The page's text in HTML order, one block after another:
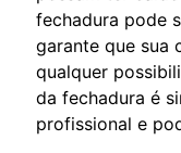
fechadura pode
garante que sua
qualquer
da fechadura é
profissional e